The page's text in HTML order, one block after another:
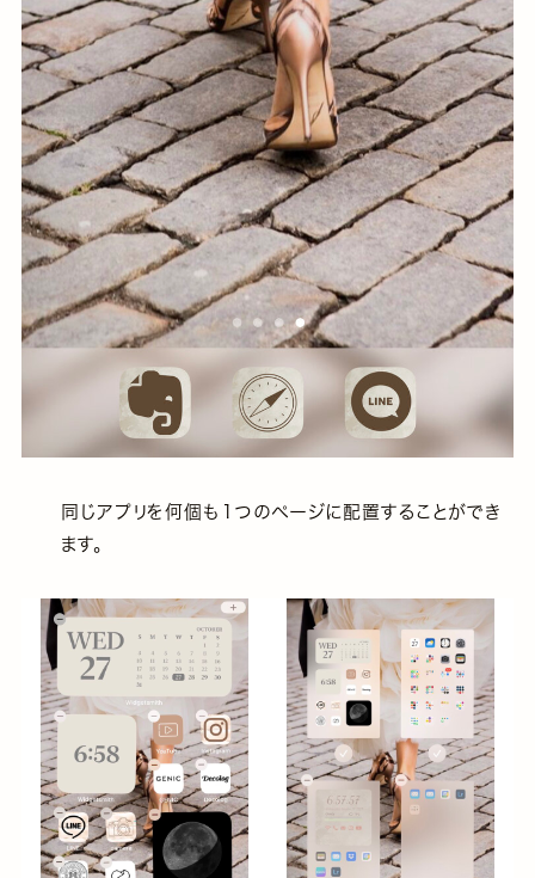
同じアプリを何個も１つのページに配置することができ
ます。